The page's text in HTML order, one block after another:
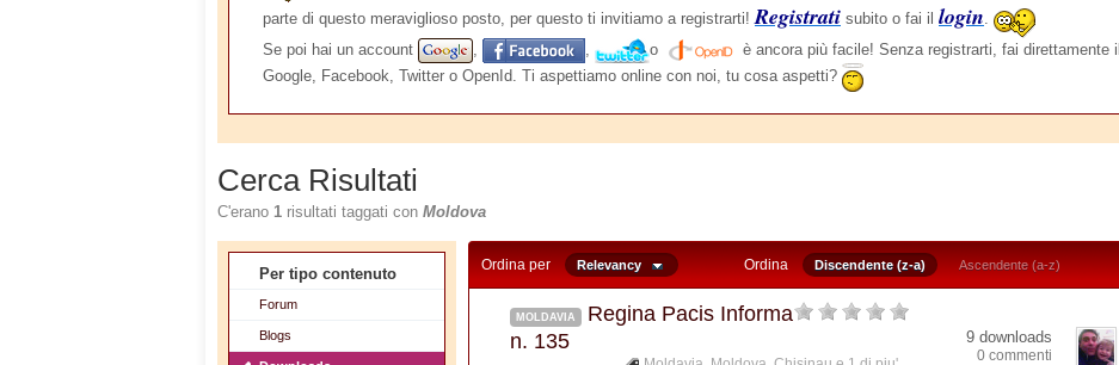
parte di questo meraviglioso posto, per questo ti invitiamo a registrarti!Registrati subito o fai il login.
Se poi hai un account
, , o è ancora più facile! Senza registrarti, fai direttamente il
Google, Facebook, Twitter o OpenId. Ti aspettiamo online con noi, tu cosa aspetti?
Cerca Risultati
C'erano 1 risultati taggati con Moldova
Per tipo contenuto
Forum
Blogs
Ordina per Relevancy Ordina Discendente (z-a) Ascendente (a-z)
MOLDAVIA
Regina Pacis Informa
n. 135
9 downloads
0 commenti